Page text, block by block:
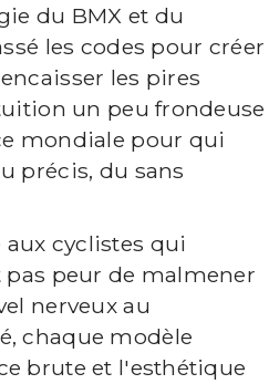
du BMX et du
les codes pour créer
les pires
un peu frondeuse
mondiale pour qui
précis, du sans
cyclistes qui
peur de malmener
nerveux au
chaque modèle
brute et l'esthétique